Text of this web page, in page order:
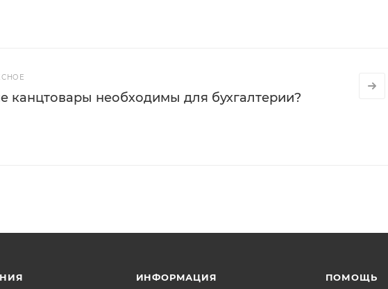
канцтовары необходимы для бухгалтерии?
ИНФОРМАЦИЯ ПОМОЩЬ